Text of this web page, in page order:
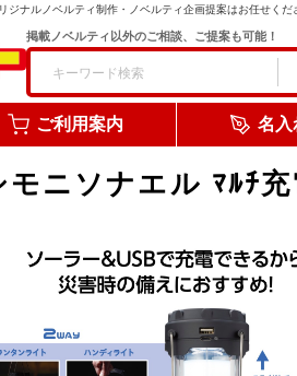
ジナルノベルティ制作・ノベルティ企画提案はお任せくだ
掲載ノベルティ以外のご相談、ご提案も可能！
ご利用案内 名入
モニソナエル ﾏﾙﾁ